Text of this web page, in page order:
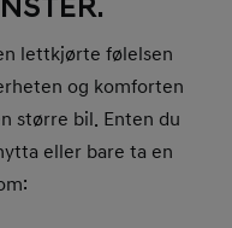
lettkjørte følelsen
og komforten
større bil. Enten du
eller bare ta en